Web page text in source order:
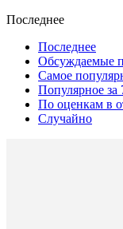
Последнее
Последнее
Обсуждаемые
Самое
Популярное за
По оценкам в
Случайно